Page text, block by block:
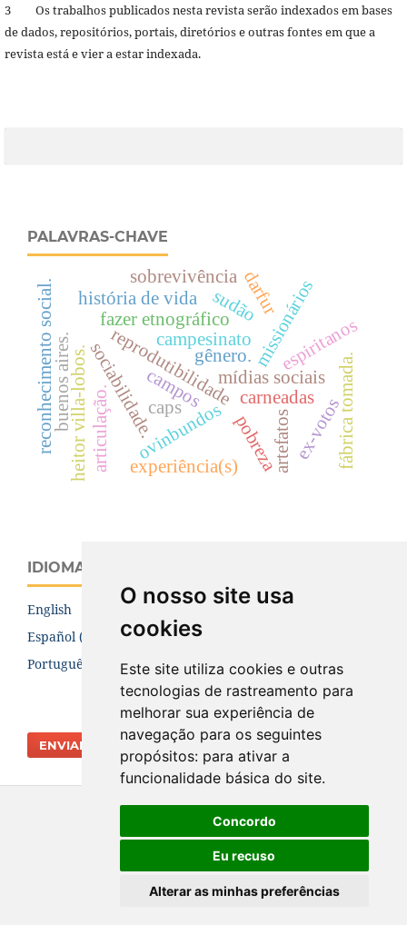
O nosso site usa
cookies
Este site utiliza cookies e outras
tecnologias de rastreamento para
melhorar sua experiência de
navegação para os seguintes
propósitos: para ativar a
funcionalidade básica do site.
Concordo
Eu recuso
Alterar as minhas preferências
3 Os trabalhos publicados nesta revista serão indexados em bases
de dados, repositórios, portais, diretórios e outras fontes em que a
revista está e vier a estar indexada.
PALAVRAS-CHAVE
mídias sociais
reprodutibilidade
ovinbundos
missionários
sociabilidade.
campesinato
carneadas
fazer etnográfico
ex-votos
sudão
fábrica tomada.
experiência(s)
heitor villa-lobos.
história de vida
articulação. campos
espiritanos
darfur
buenos aires.
reconhecimento social.
sobrevivência
pobreza
gênero.
artefatos
caps
IDIOMA
English
Español (España)
Português (Brasil)
ENVIAR SUBMISSÃO